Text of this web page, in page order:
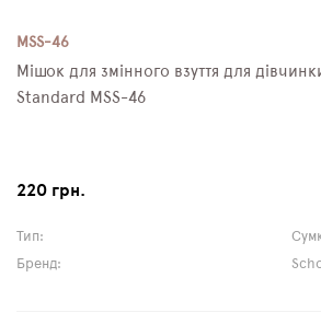
MSS-46
Мішок для змінного взуття для
Standard MSS-46
220 грн.
Тип:
Бренд: